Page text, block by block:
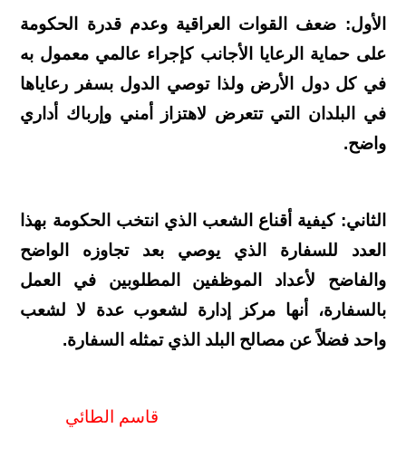
الأول: ضعف القوات العراقية وعدم قدرة الحكومة
على حماية الرعايا الأجانب كإجراء عالمي معمول به
في كل دول الأرض ولذا توصي الدول بسفر رعاياها
في البلدان التي تتعرض لاهتزاز أمني وإرباك أداري
واضح.
الثاني: كيفية أقناع الشعب الذي انتخب الحكومة بهذا
العدد للسفارة الذي يوصي بعد تجاوزه الواضح
والفاضح لأعداد الموظفين المطلوبين في العمل
بالسفارة، أنها مركز إدارة لشعوبعدة لا لشعب
واحد فضلاً عن مصالح البلد الذي تمثله السفارة.
قاسم الطائي